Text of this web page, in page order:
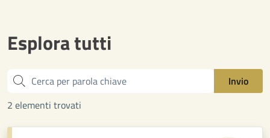
Esplora tutti
Cerca
Invio
2 elementi trovati